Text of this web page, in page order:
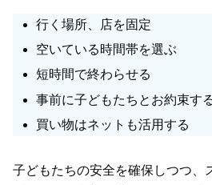
行く場所、店を固定
空いている時間帯を選ぶ
短時間で終わらせる
事前に子どもたちとお約束す
買い物はネットも活用する
子どもたちの安全を確保しつつ、